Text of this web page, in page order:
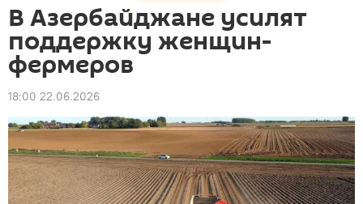
В Азербайджане усилят
поддержку женщин-
фермеров
18:00 22.06.2026